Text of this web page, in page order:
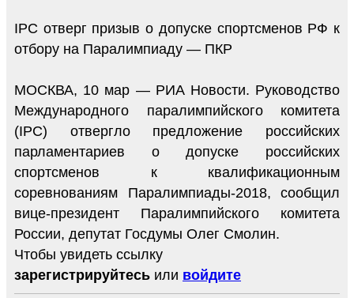
IPC отверг призыв о допуске спортсменов РФ к
отбору на Паралимпиаду — ПКР
МОСКВА, 10 мар — РИА Новости. Руководство
Международного паралимпийского комитета
(IPC) отвергло предложение российских
парламентариев о допуске российских
спортсменов к квалификационным
соревнованиям Паралимпиады-2018, сообщил
вице-президент Паралимпийского комитета
России, депутат Госдумы Олег Смолин.
Чтобы увидеть ссылку
зарегистрируйтесь или войдите